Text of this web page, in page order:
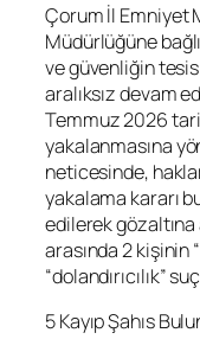
Çorum İl Emniyet
Müdürlüğüne
ve güvenliğin
aralıksız devam
Temmuz 2026
yakalanmasına
neticesinde,
yakalama kararı
edilerek gözaltına
arasında 2 kişinin
“dolandırıcılık”
5 Kayıp Şahıs